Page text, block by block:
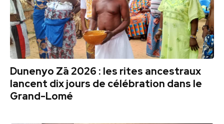
Dunenyo Zā 2026 : les rites ancestraux
lancent dix jours de célébration dans le
Grand-Lomé